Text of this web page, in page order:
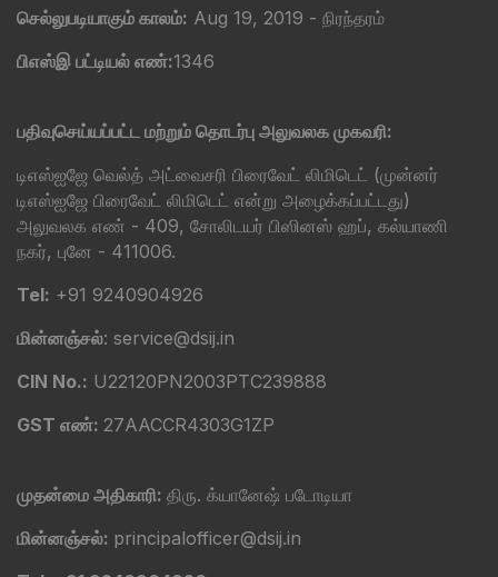
செல்லுபடியாகும் காலம்: Aug 19, 2019 - நிரந்தரம்
பிஎஸ்இ பட்டியல் எண்:1346
பதிவுசெய்யப்பட்ட மற்றும் தொடர்பு அலுவலக முகவரி:
டிஎஸ்ஐஜே வெல்த் அட்வைசரி பிரைவேட் லிமிடெட் (முன்னர்
டிஎஸ்ஐஜே பிரைவேட் லிமிடெட் என்று அழைக்கப்பட்டது)
அலுவலக எண் - 409, சோலிடயர் பிஸினஸ் ஹப், கல்யாணி
நகர், புனே - 411006.
Tel: +91 9240904926
மின்னஞ்சல்: service@dsij.in
CIN No.: U22120PN2003PTC239888
GST எண்: 27AACCR4303G1ZP
முதன்மை அதிகாரி: திரு. க்யானேஷ் படோடியா
மின்னஞ்சல்: principalofficer@dsij.in